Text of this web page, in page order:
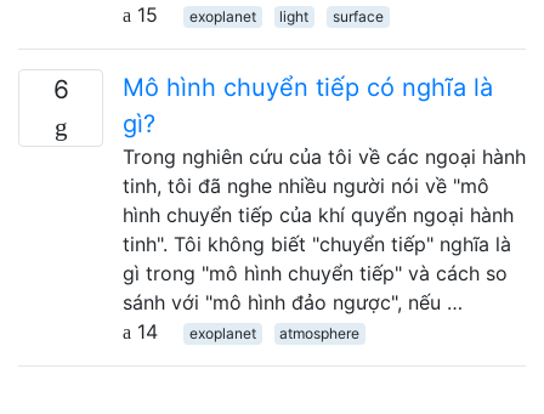
15
exoplanet light surface
6
Mô hình chuyển tiếp có nghĩa là
gì?
Trong nghiên cứu của tôi về các ngoại hành
tinh, tôi đã nghe nhiều người nói về "mô
hình chuyển tiếp của khí quyển ngoại hành
tinh". Tôi không biết "chuyển tiếp" nghĩa là
gì trong "mô hình chuyển tiếp" và cách so
sánh với "mô hình đảo ngược", nếu …
14
exoplanet atmosphere